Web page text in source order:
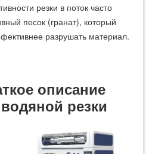
резки в поток часто
песок (гранат), который
разрушать материал.
описание
резки